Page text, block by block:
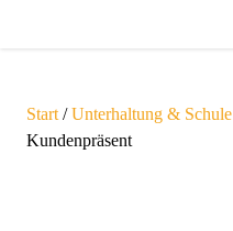
Start /Unterhaltung & Schule
Kundenpräsent